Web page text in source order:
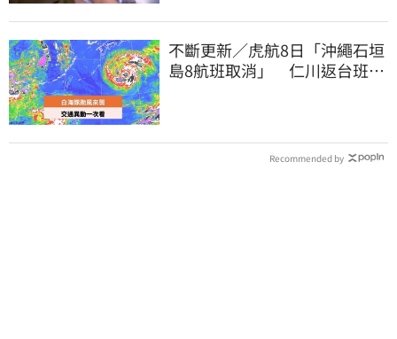
不斷更新／虎航8日「沖繩石垣
島8航班取消」 仁川返台班機
Recommended by